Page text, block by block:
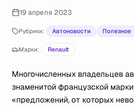
19 апреля 2023
Рубрики: Автоновости Полезное
Марки: Renault
Многочисленных владельцев
знаменитой французской
«предложений, от которых